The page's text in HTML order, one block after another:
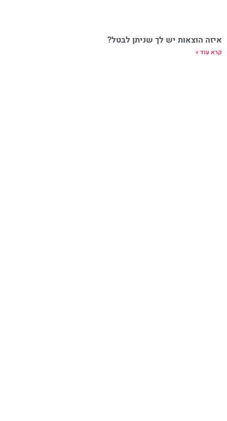
איזה הוצאות יש לך שניתן לבטל?
קרא עוד »